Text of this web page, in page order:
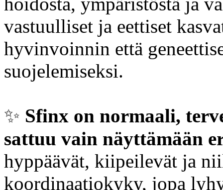
vastuulliset ja eettiset
hyvinvoinnin että
suojelemiseksi.
✨️ Sfinx on normaali,
sattuu vain näyttämään
hyppäävät, kiipeilevät ja
koordinaatiokyky, jopa